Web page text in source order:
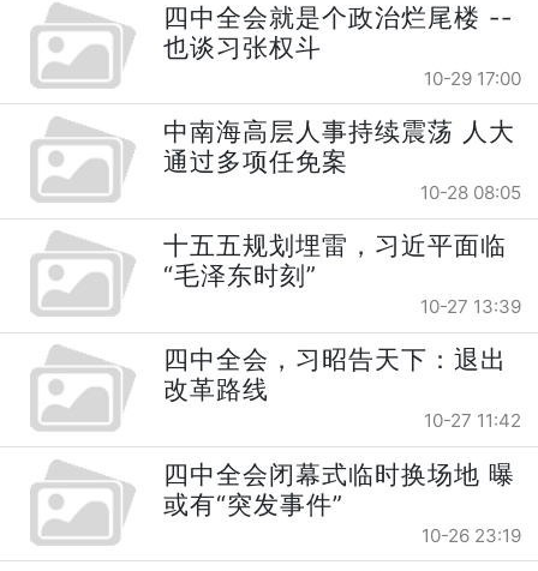
四中全会就是个政治烂尾楼 --
也谈习张权斗
10-29 17:00
中南海高层人事持续震荡 人大
通过多项任免案
10-28 08:05
十五五规划埋雷，习近平面临
“毛泽东时刻”
10-27 13:39
四中全会，习昭告天下：退出
改革路线
10-27 11:42
四中全会闭幕式临时换场地 曝
或有“突发事件”
10-26 23:19